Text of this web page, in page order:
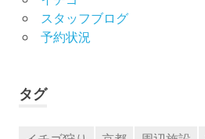
スタッフブログ
予約状況
タグ